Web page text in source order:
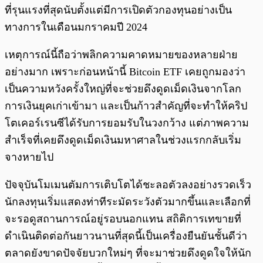
ที่รุนแรงที่สุดนับตั้งแต่มีการเปิดตัวกองทุนอย่างเป็น
ทางการในเดือนมกราคมปี 2024
เหตุการณ์นี้ถือว่าพลิกความคาดหมายของหลายฝ่าย
อย่างมาก เพราะก่อนหน้านี้ Bitcoin ETF เคยถูกมองว่า
เป็นความหวังครั้งใหญ่ที่จะช่วยดึงดูดเม็ดเงินจากโลก
การเงินยุคเก่าเข้ามา และเป็นก้าวสำคัญที่จะทำให้คริป
โตเคอร์เรนซีได้รับการยอมรับในวงกว้าง แต่ภาพความ
สำเร็จที่เคยดึงดูดเม็ดเงินมหาศาลในช่วงแรกกลับเริ่ม
จางหายไป
ปัจจุบันโมเมนตัมการเติบโตได้ชะลอตัวลงอย่างรวดเร็ว
นักลงทุนเริ่มแสดงท่าทีระมัดระวังตัวมากขึ้นและเลือกที่
จะรอดูสถานการณ์อยู่รอบนอกแทน สถิติการเทขายที่
ดำเนินติดต่อกันยาวนานที่สุดนี้เป็นเครื่องยืนยันชั้นดีว่า
ตลาดยังขาดปัจจัยบวกใหม่ๆ ที่จะมาช่วยดึงดูดใจให้นัก